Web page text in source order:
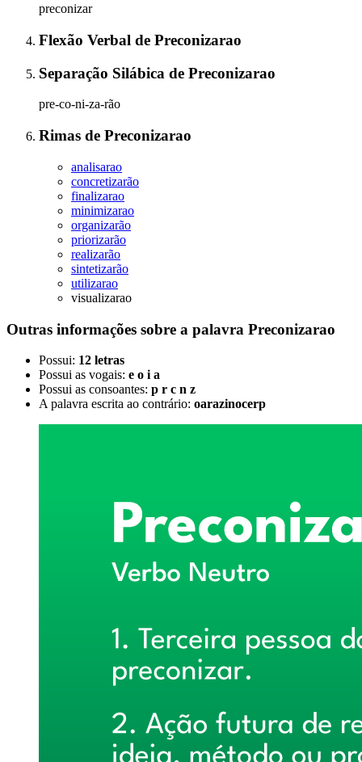
preconizar
Flexão Verbal de Preconizarao
Separação Silábica de Preconizarao
pre-co-ni-za-rão
Rimas de Preconizarao
analisarao
concretizarão
finalizarao
minimizarao
organizarão
priorizarão
realizarão
sintetizarão
utilizarao
visualizarao
Outras informações sobre a palavra Preconizarao
Possui: 12 letras
Possui as vogais: e o i a
Possui as consoantes: p r c n z
A palavra escrita ao contrário: oarazinocerp